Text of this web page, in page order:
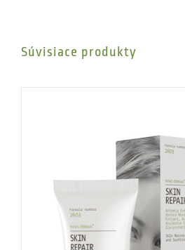
Súvisiace produkty